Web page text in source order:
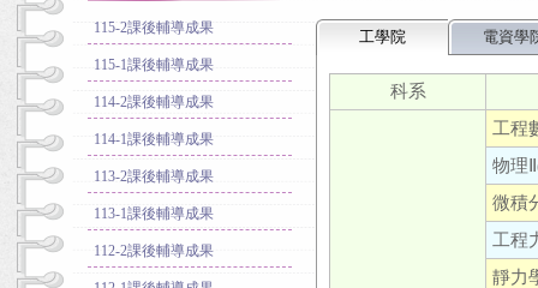
115-2課後輔導成果
115-1課後輔導成果
114-2課後輔導成果
114-1課後輔導成果
113-2課後輔導成果
113-1課後輔導成果
112-2課後輔導成果
工學院 電資學
科系
工程
物理
微積
工程
靜力